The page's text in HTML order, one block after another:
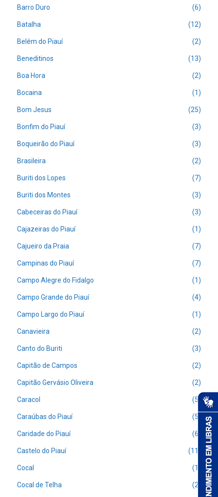
Barro Duro (6)
Batalha (12)
Belém do Piauí (2)
Beneditinos (13)
Boa Hora (2)
Bocaina (1)
Bom Jesus (25)
Bonfim do Piauí (3)
Boqueirão do Piauí (3)
Brasileira (2)
Buriti dos Lopes (7)
Buriti dos Montes (3)
Cabeceiras do Piauí (3)
Cajazeiras do Piauí (1)
Cajueiro da Praia (7)
Campinas do Piauí (7)
Campo Alegre do Fidalgo (1)
Campo Grande do Piauí (4)
Campo Largo do Piauí (1)
Canavieira (2)
Canto do Buriti (3)
Capitão de Campos (2)
Capitão Gervásio Oliveira (2)
Caracol (5)
Caraúbas do Piauí (5)
Caridade do Piauí (6)
Castelo do Piauí (11)
Cocal (1)
Cocal de Telha (2)